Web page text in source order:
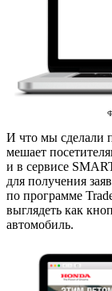
И что мы сделали
мешает
и в сервисе
для получения
по программе
выглядеть как
автомобиль.